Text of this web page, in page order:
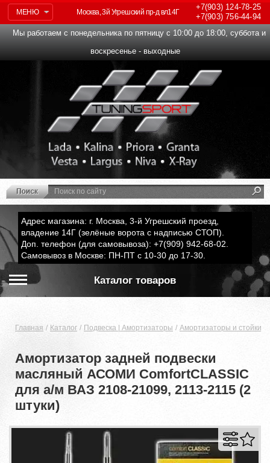
МЕНЮ
+7(903)124-78-25
+7(903)756-44-94
Москва, 3й Угрешский пр-д вл14Г
Мы работаем с понедельника по пятницу с 10:00 до 18:00, суббота и
воскресенье - выходные
Адрес магазина: г. Москва, 3-й Угрешский проезд,
владение 14Г (зелёные ворота с надписью СТОП).
Доп. телефон (для самовывоза): +7(909) 942-68-02.
Самовывоз в Москве: ПН-ПТ с 10-30 до 17-30.
Каталог товаров
Главная Каталог Подвеска | Амортизаторы Амортизаторы и стойки
Амортизатор задней подвески
масляный АСОМИ ComfortCLASSIC
для а/м ВАЗ 2108-21099, 2113-2115 (2
штуки)